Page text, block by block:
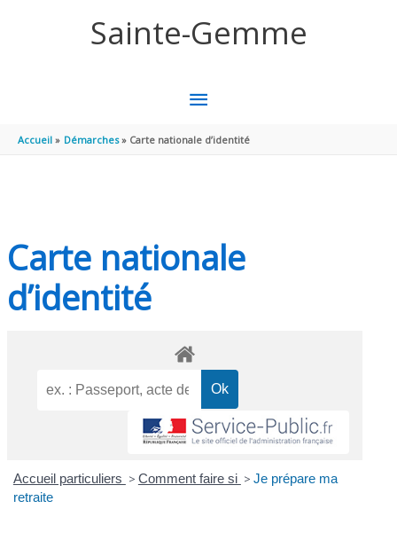
Sainte-Gemme
MENU
PRINCIPAL
Accueil Démarches Carte nationale d’identité
Carte nationale
d’identité
Accueil particuliers > Comment faire si > Je prépare ma
retraite